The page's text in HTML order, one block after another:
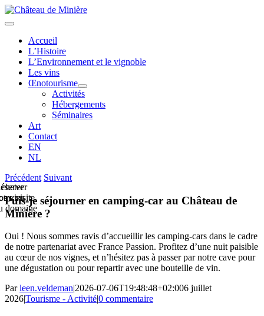
Passer
au
Toggle
NavigationAccueil
L’Histoire
L’Environnement et le vignoble
Les vins
Œnotourisme
Activités
Hébergements
Séminaires
Art
Contact
EN
NL
vins
visite
domaine
Précédent Suivant
Puis-je séjourner en camping-car au Château de
Minière ?
Oui ! Nous sommes ravis d’accueillir les camping-cars dans le cadre
de notre partenariat avec France Passion. Profitez d’une nuit paisible
au cœur de nos vignes, et n’hésitez pas à passer par notre cave pour
une dégustation ou pour repartir avec une bouteille de vin.
Parleen.veldeman|2026-07-06T19:48:48+02:006 juillet
2026|Tourisme - Activité|0 commentaire